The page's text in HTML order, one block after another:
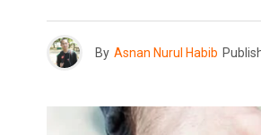
By Asnan Nurul Habib